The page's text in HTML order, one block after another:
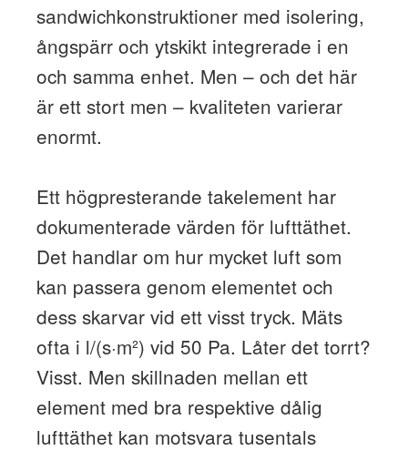
sandwichkonstruktioner med isolering,
ångspärr och ytskikt integrerade i en
och samma enhet. Men – och det här
är ett stort men – kvaliteten varierar
enormt.
Ett högpresterande takelement har
dokumenterade värden för lufttäthet.
Det handlar om hur mycket luft som
kan passera genom elementet och
dess skarvar vid ett visst tryck. Mäts
ofta i l/(s·m²) vid 50 Pa. Låter det torrt?
Visst. Men skillnaden mellan ett
element med bra respektive dålig
lufttäthet kan motsvara tusentals